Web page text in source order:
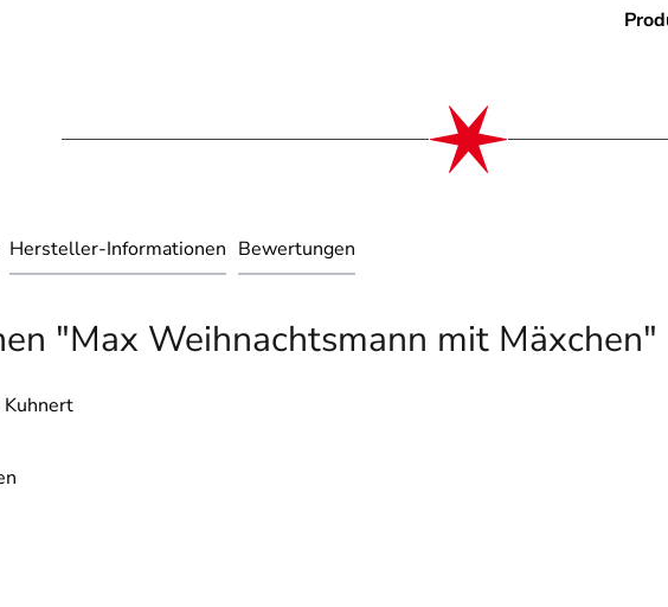
Hersteller-Informationen Bewertungen
"Max Weihnachtsmann mit Mäxchen"
Kuhnert